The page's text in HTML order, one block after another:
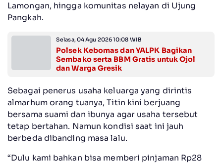
Lamongan, hingga komunitas nelayan di Ujung
Pangkah.
Selasa, 04 Agu 2026 10:08 WIB
Polsek Kebomas dan YALPK Bagikan
Sembako serta BBM Gratis untuk Ojol
dan Warga Gresik
Sebagai penerus usaha keluarga yang dirintis
almarhum orang tuanya, Titin kini berjuang
bersama suami dan ibunya agar usaha tersebut
tetap bertahan. Namun kondisi saat ini jauh
berbeda dibanding masa lalu.
“Dulu kami bahkan bisa memberi pinjaman Rp28